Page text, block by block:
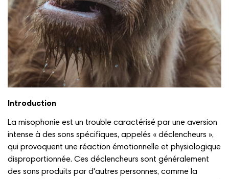
Introduction
La misophonie est un trouble caractérisé par une aversion
intense à des sons spécifiques, appelés « déclencheurs »,
qui provoquent une réaction émotionnelle et physiologique
disproportionnée. Ces déclencheurs sont généralement
des sons produits par d'autres personnes, comme la